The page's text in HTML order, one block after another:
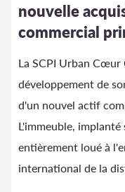
nouvelle
commercial
La SCPI Urban
développement de
d'un nouvel actif
L'immeuble,
entièrement loué à
international de la